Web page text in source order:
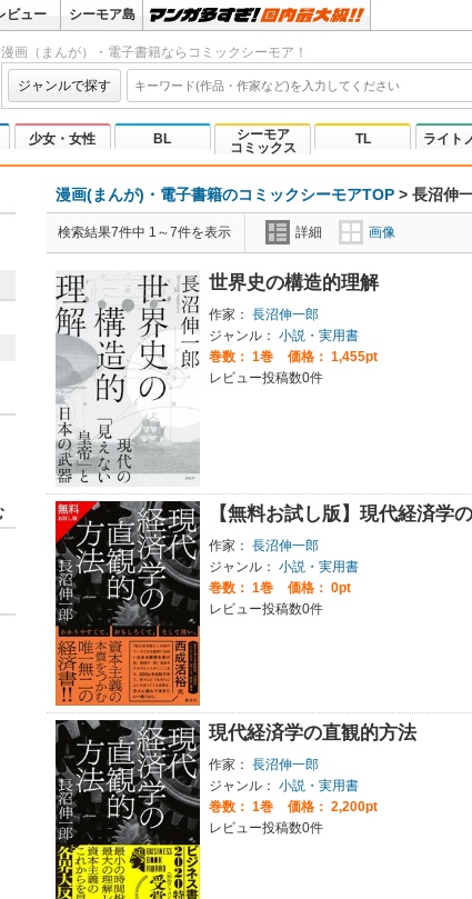
ビュー シーモア島
漫画（まんが）・電子書籍ならコミックシーモア！
ジャンルで探す
少女・女性 BL
シーモア
コミックス
TL ライト
漫画(まんが)・電子書籍のコミックシーモアTOP > 長沼伸
検索結果7件中 1～7件を表示 詳細 画像
世界史の構造的理解
作家： 長沼伸一郎
ジャンル： 小説・実用書
巻数： 1巻
価格： 1,455pt
レビュー投稿数0件
【無料お試し版】現代経済学
作家： 長沼伸一郎
ジャンル： 小説・実用書
巻数： 1巻
価格： 0pt
レビュー投稿数0件
現代経済学の直観的方法
作家： 長沼伸一郎
ジャンル： 小説・実用書
巻数： 1巻
価格： 2,200pt
レビュー投稿数0件